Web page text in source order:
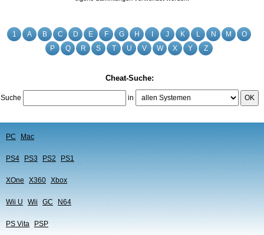
1 A B C D E F G H I J K L N M
O
P
Q R S T U V W X Y Z
Cheat-Suche:
Suche in OK
PC Mac
PS4 PS3 PS2 PS1
XOne X360 Xbox
Wii U Wii GC N64
PS Vita PSP